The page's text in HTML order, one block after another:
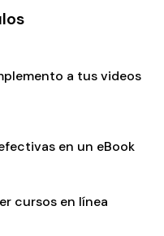
a tus videos
en un eBook
cursos en línea